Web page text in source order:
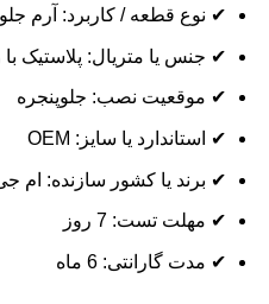
✔ نوع قطعه / کاربرد: آرم جلو
✔ جنس یا متریال: پلاستیک
✔ موقعیت نصب: جلوپنجره
✔ استاندارد یا سایز: OEM
✔ برند یا کشور سازنده:
✔ مهلت تست: 7 روز
✔ مدت گارانتی: 6 ماه